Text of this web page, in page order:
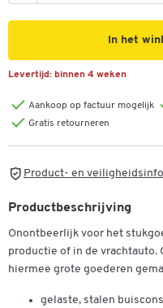
In het
Levertijd: binnen 4 weken
Aankoop op factuur mogelijk
Gratis retourneren
Product- en
Productbeschrijving
Onontbeerlijk voor het
productie of in de vrachtauto.
hiermee grote goederen
gelaste, stalen